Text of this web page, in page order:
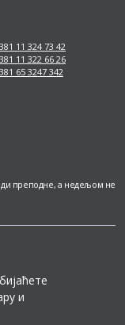
11 324 73 42
11 322 66 26
65 3247 342
преподне, а недељом не
и